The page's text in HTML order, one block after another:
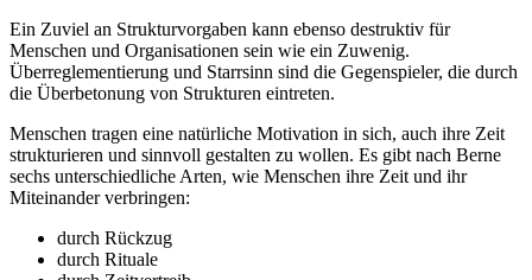
Ein Zuviel an Strukturvorgaben kann ebenso destruktiv für
Menschen und Organisationen sein wie ein Zuwenig.
Überreglementierung und Starrsinn sind die Gegenspieler, die durch
die Überbetonung von Strukturen eintreten.
Menschen tragen eine natürliche Motivation in sich, auch ihre Zeit
strukturieren und sinnvoll gestalten zu wollen. Es gibt nach Berne
sechs unterschiedliche Arten, wie Menschen ihre Zeit und ihr
Miteinander verbringen:
durch Rückzug
durch Rituale